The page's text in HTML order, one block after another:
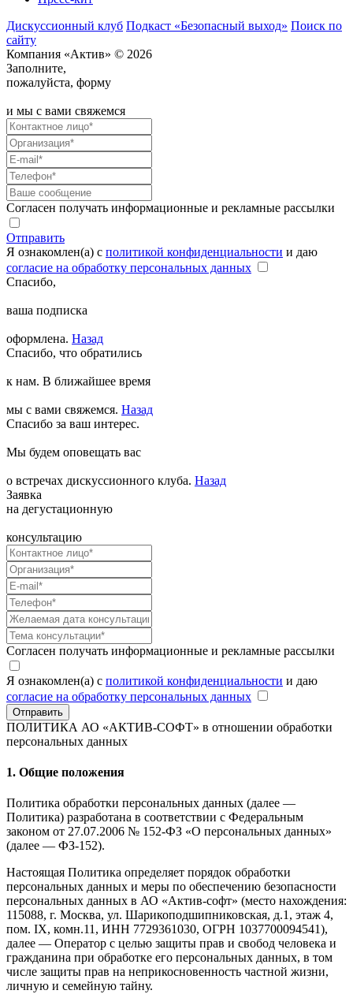
Дискуссионный клуб Подкаст «Безопасный выход» Поиск по
сайту
Компания «Актив» © 2026
Заполните,
пожалуйста, форму
и мы с вами свяжемся
Согласен получать информационные и рекламные рассылки
Отправить
Я ознакомлен(а) с политикой конфиденциальности и даю
согласие на обработку персональных данных
Спасибо,
ваша подписка
оформлена. Назад
Спасибо, что обратились
к нам. В ближайшее время
мы с вами свяжемся. Назад
Спасибо за ваш интерес.
Мы будем оповещать вас
о встречах дискуссионного клуба. Назад
Заявка
на дегустационную
консультацию
Согласен получать информационные и рекламные рассылки
Я ознакомлен(а) с политикой конфиденциальности и даю
согласие на обработку персональных данных
Отправить
ПОЛИТИКА АО «АКТИВ-СОФТ» в отношении обработки
персональных данных
1. Общие положения
Политика обработки персональных данных (далее —
Политика) разработана в соответствии с Федеральным
законом от 27.07.2006 № 152-ФЗ «О персональных данных»
(далее — ФЗ-152).
Настоящая Политика определяет порядок обработки
персональных данных и меры по обеспечению безопасности
персональных данных в АО «Актив-софт» (место нахождения:
115088, г. Москва, ул. Шарикоподшипниковская, д.1, этаж 4,
пом. IX, комн.11, ИНН 7729361030, ОГРН 1037700094541),
далее — Оператор с целью защиты прав и свобод человека и
гражданина при обработке его персональных данных, в том
числе защиты прав на неприкосновенность частной жизни,
личную и семейную тайну.